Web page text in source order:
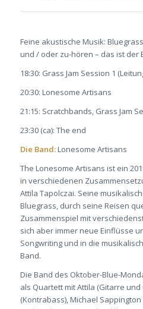
Feine akustische Musik:
und / oder zu-hören – das ist der
18:30: Grass Jam Session 1
20:30: Lonesome Artisans
21:15: Scratchbands, Grass Jam
23:30 (ca): The end
Die Band:Lonesome Artisans
The Lonesome Artisans ist ein
in verschiedenen
Attila Tapolczai. Seine
Bluegrass, durch seine Reisen
Zusammenspiel mit
sich aber immer neue Einflüsse
Songwriting und in die
Band.
Die Band des Oktober-Blue-
als Quartett mit Attila (Gitarre
(Kontrabass), Michael